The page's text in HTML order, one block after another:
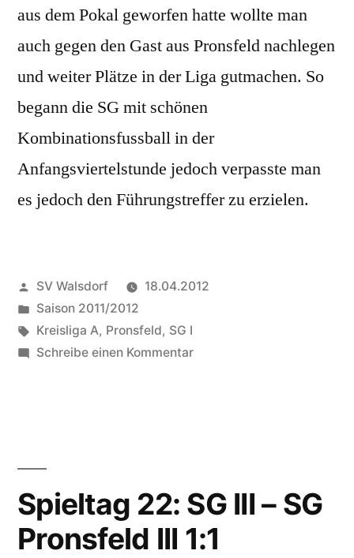
aus dem Pokal geworfen hatte wollte man
auch gegen den Gast aus Pronsfeld nachlegen
und weiter Plätze in der Liga gutmachen. So
begann die SG mit schönen
Kombinationsfussball in der
Anfangsviertelstunde jedoch verpasste man
es jedoch den Führungstreffer zu erzielen.
Veröffentlicht
von
SV Walsdorf
18.04.2012
Veröffentlicht
in
Saison 2011/2012
Schlagwörter:
Kreisliga A, Pronsfeld, SG I
Schreibe einen Kommentarzu
Pronsfeld
1:0
Spieltag 22: SG III – SG
Pronsfeld III 1:1